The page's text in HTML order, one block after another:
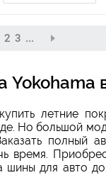
2 3 ...
Yokohama
летние
Но большой
полный
время.
для авто